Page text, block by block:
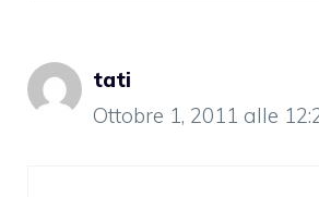
tati
Ottobre 1, 2011 alle